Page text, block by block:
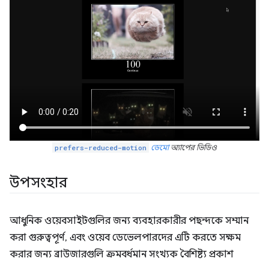
prefers-reduced-motion ডেমোঅ্যাপের ভিডিও
উপসংহার
আধুনিক ওয়েবসাইটগুলির জন্য ব্যবহারকারীর পছন্দকে সম্মান
করা গুরুত্বপূর্ণ, এবং ওয়েব ডেভেলপারদের এটি করতে সক্ষম
করার জন্য ব্রাউজারগুলি ক্রমবর্ধমান সংখ্যক বৈশিষ্ট্য প্রকাশ